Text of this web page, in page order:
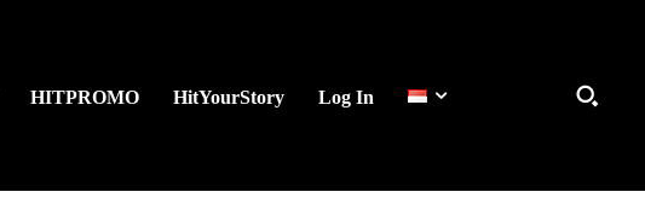
HITPROMO HitYourStory Log In